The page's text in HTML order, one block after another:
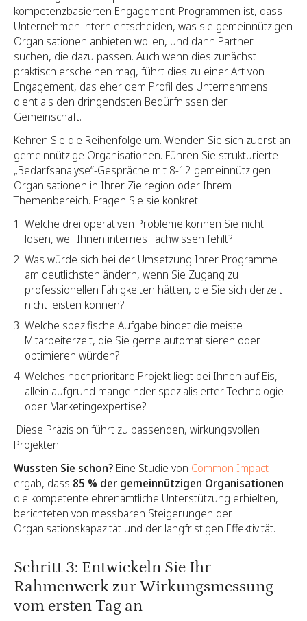
kompetenzbasierten Engagement-Programmen ist, dass
Unternehmen intern entscheiden, was sie gemeinnützigen
Organisationen anbieten wollen, und dann Partner
suchen, die dazu passen. Auch wenn dies zunächst
praktisch erscheinen mag, führt dies zu einer Art von
Engagement, das eher dem Profil des Unternehmens
dient als den dringendsten Bedürfnissen der
Gemeinschaft.
Kehren Sie die Reihenfolge um. Wenden Sie sich zuerst an
gemeinnützige Organisationen. Führen Sie strukturierte
„Bedarfsanalyse“-Gespräche mit 8-12 gemeinnützigen
Organisationen in Ihrer Zielregion oder Ihrem
Themenbereich. Fragen Sie sie konkret:
Welche drei operativen Probleme können Sie nicht
lösen, weil Ihnen internes Fachwissen fehlt?
Was würde sich bei der Umsetzung Ihrer Programme
am deutlichsten ändern, wenn Sie Zugang zu
professionellen Fähigkeiten hätten, die Sie sich derzeit
nicht leisten können?
Welche spezifische Aufgabe bindet die meiste
Mitarbeiterzeit, die Sie gerne automatisieren oder
optimieren würden?
Welches hochprioritäre Projekt liegt bei Ihnen auf Eis,
allein aufgrund mangelnder spezialisierter Technologie-
oder Marketingexpertise?
Diese Präzision führt zu passenden, wirkungsvollen
Projekten.
Wussten Sie schon? Eine Studie von Common Impact
ergab, dass 85 % der gemeinnützigen Organisationen
die kompetente ehrenamtliche Unterstützung erhielten,
berichteten von messbaren Steigerungen der
Organisationskapazität und der langfristigen Effektivität.
Schritt 3: Entwickeln Sie Ihr
Rahmenwerk zur Wirkungsmessung
vom ersten Tag an